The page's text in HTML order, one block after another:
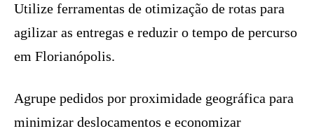
Utilize ferramentas de otimização de rotas para
agilizar as entregas e reduzir o tempo de percurso
em Florianópolis.
Agrupe pedidos por proximidade geográfica para
minimizar deslocamentos e economizar